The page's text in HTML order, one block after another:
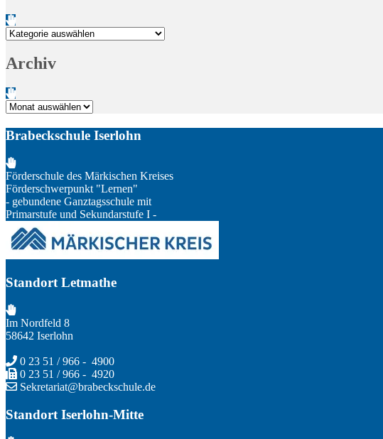
Kategorien
Archiv
Archiv
Brabeckschule Iserlohn
Förderschule des Märkischen Kreises
Förderschwerpunkt "Lernen"
- gebundene Ganztagsschule mit
Primarstufe und Sekundarstufe I -
Standort Letmathe
Im Nordfeld 8
58642 Iserlohn
0 23 51 / 966 - 4900
0 23 51 / 966 - 4920
Sekretariat@brabeckschule.de
Standort Iserlohn-Mitte